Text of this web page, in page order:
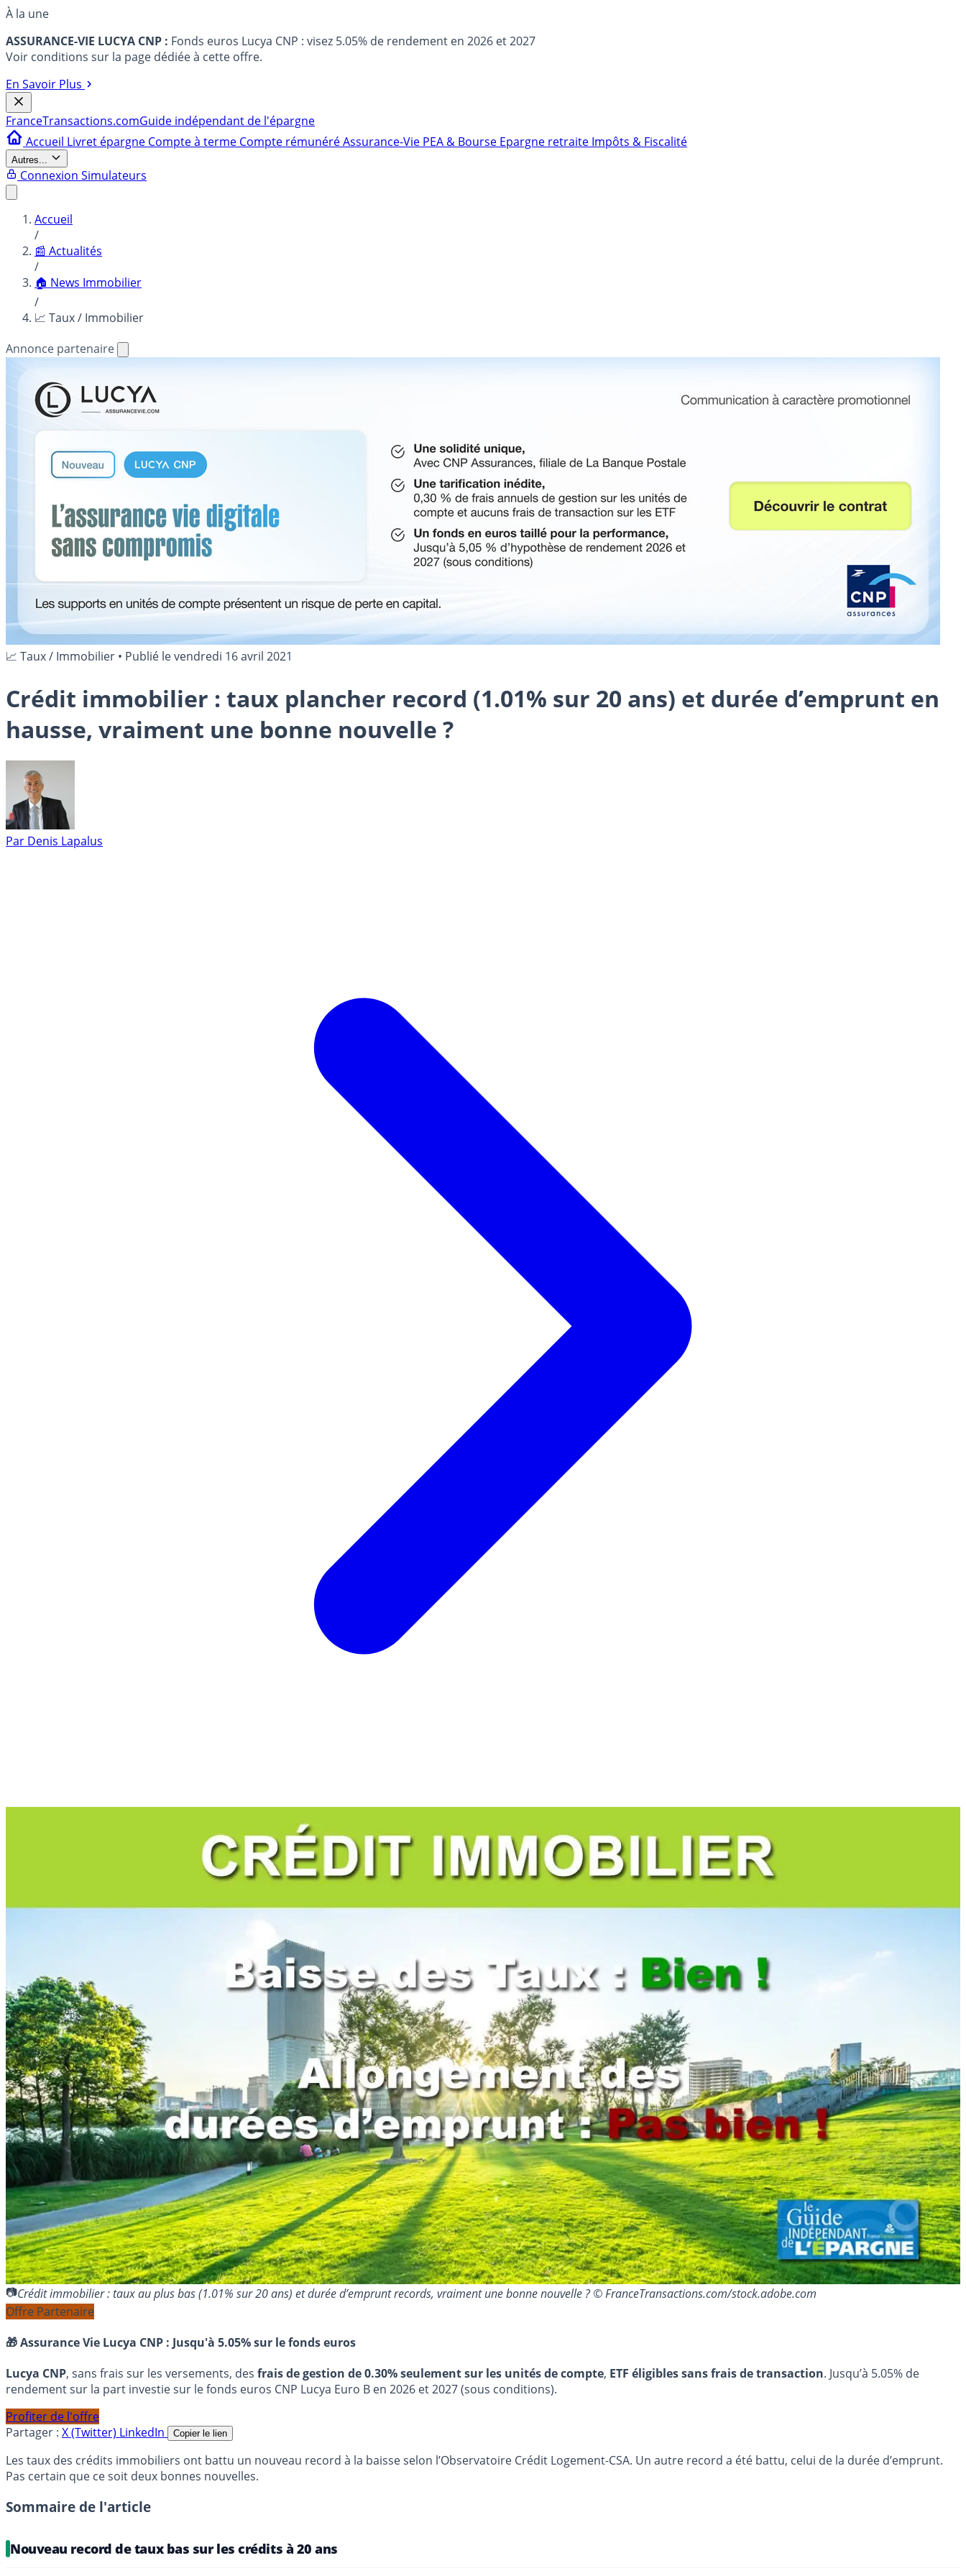
À la une
ASSURANCE-VIE LUCYA CNP : Fonds euros Lucya CNP : visez 5.05% de rendement en 2026 et 2027
Voir conditions sur la page dédiée à cette offre.
En Savoir Plus
FranceTransactions.comGuide indépendant de l'épargne
Accueil Livret épargne Compte à terme Compte rémunéréAssurance-Vie PEA & Bourse Epargne retraite Impôts & Fiscalité
Autres...
Connexion Simulateurs
Accueil
/
📰 Actualités
/
🏠 News Immobilier
/
📈 Taux / Immobilier
Annonce partenaire
📈 Taux / Immobilier • Publié levendredi 16 avril 2021
Crédit immobilier : taux plancher record (1.01% sur 20 ans) et durée d’emprunt en
hausse, vraiment une bonne nouvelle ?
Par Denis Lapalus
Crédit immobilier : taux au plus bas (1.01% sur 20 ans) et durée d’emprunt records, vraiment une bonne nouvelle ? © FranceTransactions.com/stock.adobe.com
Offre Partenaire
🎁 Assurance Vie Lucya CNP : Jusqu'à 5.05% sur le fonds euros
Lucya CNP, sans frais sur les versements, des frais de gestion de 0.30% seulement sur les unités de compte, ETF éligibles sans frais de transaction. Jusqu’à 5.05% de
rendement sur la part investie sur le fonds euros CNP Lucya Euro B en 2026 et 2027 (sous conditions).
Profiter de l'offre
Partager : X (Twitter) LinkedIn Copier le lien
Les taux des crédits immobiliers ont battu un nouveau record à la baisse selon l’Observatoire Crédit Logement-CSA. Un autre record a été battu, celui de la durée d’emprunt.
Pas certain que ce soit deux bonnes nouvelles.
Sommaire de l'article
Nouveau record de taux bas sur les crédits à 20 ans